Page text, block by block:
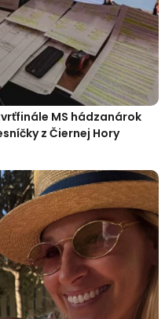
MS hádzanárok
z Čiernej Hory